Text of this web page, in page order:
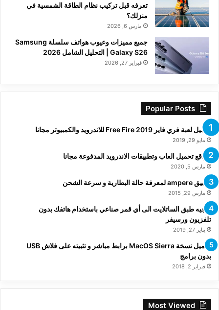
تعرفه قبل تركيب نظام الطاقة الشمسية في
منزلك؟
مارس 6, 2026
جميع مميزات وعيوب هواتف سلسلة Samsung
Galaxy S26 | التحليل الشامل 2026
فبراير 27, 2026
Popular Posts
تحميل لعبة فري فاير Free Fire 2019 للاندرويد والكمبيوتر مجانا
مايو 29, 2019
مواقع تحميل العاب وتطبيقات الاندرويد المدفوعة مجانا
مارس 5, 2020
تطبيق ampere لمعرفة حالة البطارية و سرعة الشحن
مارس 29, 2015
توجيه طبق الساتلايت الى أي قمر صناعي باستخدام هاتفك بدون
تلفزيون ورسيفر
يناير 27, 2019
تحميل نسخة MacOS Sierra برابط مباشر و تثبيته على فلاش USB
بدون برامج
فبراير 2, 2018
Most Viewed